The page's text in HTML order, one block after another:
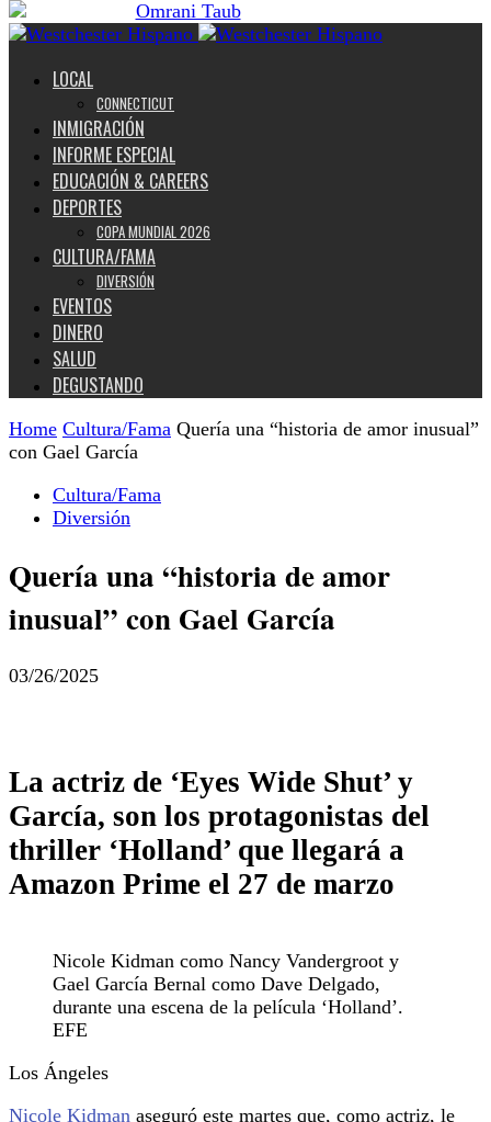
LOCAL
CONNECTICUT
INMIGRACIÓN
INFORME ESPECIAL
EDUCACIÓN & CAREERS
DEPORTES
COPA MUNDIAL 2026
CULTURA/FAMA
DIVERSIÓN
EVENTOS
DINERO
SALUD
DEGUSTANDO
Home Cultura/Fama Quería una “historia de amor inusual”
con Gael García
Cultura/Fama
Diversión
Quería una “historia de amor
inusual” con Gael García
03/26/2025
La actriz de ‘Eyes Wide Shut’ y
García, son los protagonistas del
thriller ‘Holland’ que llegará a
Amazon Prime el 27 de marzo
Nicole Kidman como Nancy Vandergroot y
Gael García Bernal como Dave Delgado,
durante una escena de la película ‘Holland’.
EFE
Los Ángeles
Nicole Kidman aseguró este martes que, como actriz, le